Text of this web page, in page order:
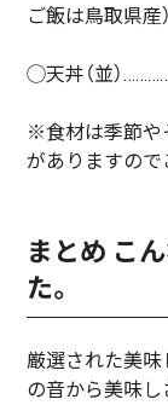
ご飯は鳥取県産）
◯天丼（並）
※食材は季節や
がありますので
まとめ こ
た。
厳選された美
の音から美味